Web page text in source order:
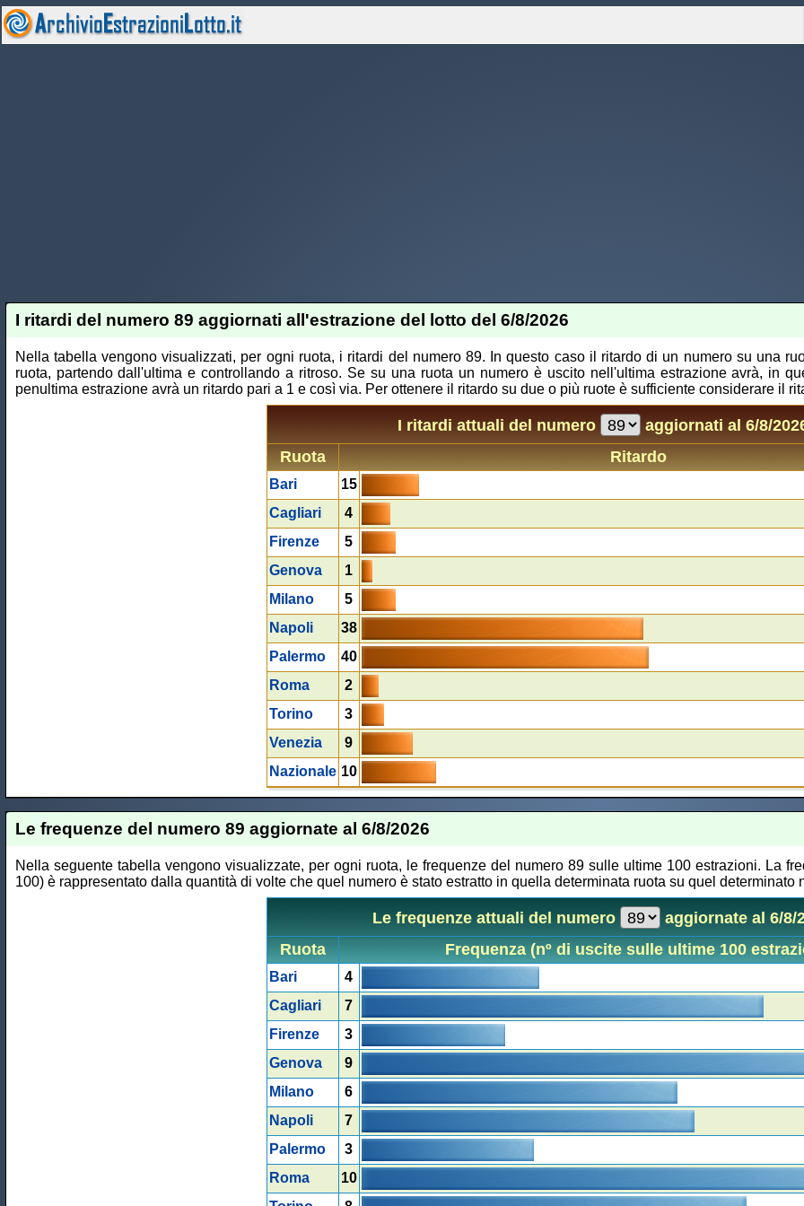
I ritardi del numero 89 aggiornati all'estrazione del lotto del 6/8/2026
Nella tabella vengono visualizzati, per ogni ruota, i ritardi del numero 89. In questo caso il ritardo di un numero su una
ruota, partendo dall'ultima e controllando a ritroso. Se su una ruota un numero è uscito nell'ultima estrazione avrà, in
penultima estrazione avrà un ritardo pari a 1 e così via. Per ottenere il ritardo su due o più ruote è sufficiente considerare il
I ritardi attuali del numero
aggiornati al 6/8/
Ruota
Ritardo
Bari
15
Cagliari
4
Firenze
5
Genova
1
Milano
5
Napoli
38
Palermo
40
Roma
2
Torino
3
Venezia
9
Nazionale 10
Le frequenze del numero 89 aggiornate al 6/8/2026
Nella seguente tabella vengono visualizzate, per ogni ruota, le frequenze del numero 89 sulle ultime 100 estrazioni. La
100) è rappresentato dalla quantità di volte che quel numero è stato estratto in quella determinata ruota su quel determinato
Le frequenze attuali del numero
aggiornate al 6/8/
Ruota
Frequenza (nº di uscite sulle ultime 100
Bari
4
Cagliari
7
Firenze
3
Genova
9
Milano
6
Napoli
7
Palermo
3
Roma
10